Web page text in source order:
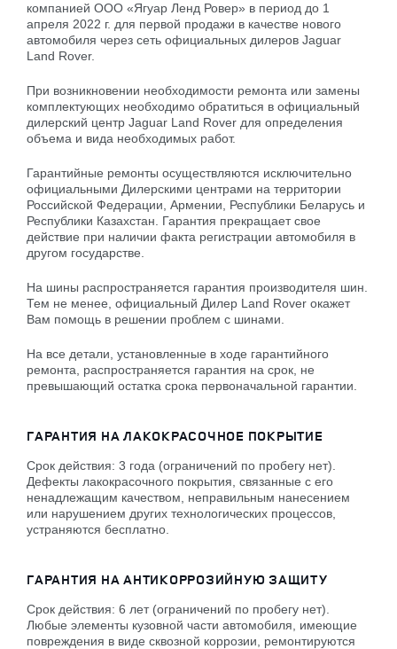
компанией ООО «Ягуар Ленд Ровер» в период до 1
апреля 2022 г. для первой продажи в качестве нового
автомобиля через сеть официальных дилеров Jaguar
Land Rover.
При возникновении необходимости ремонта или замены
комплектующих необходимо обратиться в официальный
дилерский центр Jaguar Land Rover для определения
объема и вида необходимых работ.
Гарантийные ремонты осуществляются исключительно
официальными Дилерскими центрами на территории
Российской Федерации, Армении, Республики Беларусь и
Республики Казахстан. Гарантия прекращает свое
действие при наличии факта регистрации автомобиля в
другом государстве.
На шины распространяется гарантия производителя шин.
Тем не менее, официальный Дилер Land Rover окажет
Вам помощь в решении проблем с шинами.
На все детали, установленные в ходе гарантийного
ремонта, распространяется гарантия на срок, не
превышающий остатка срока первоначальной гарантии.
ГАРАНТИЯ НА ЛАКОКРАСОЧНОЕ ПОКРЫТИЕ
Срок действия: 3 года (ограничений по пробегу нет).
Дефекты лакокрасочного покрытия, связанные с его
ненадлежащим качеством, неправильным нанесением
или нарушением других технологических процессов,
устраняются бесплатно.
ГАРАНТИЯ НА АНТИКОРРОЗИЙНУЮ ЗАЩИТУ
Срок действия: 6 лет (ограничений по пробегу нет).
Любые элементы кузовной части автомобиля, имеющие
повреждения в виде сквозной коррозии, ремонтируются